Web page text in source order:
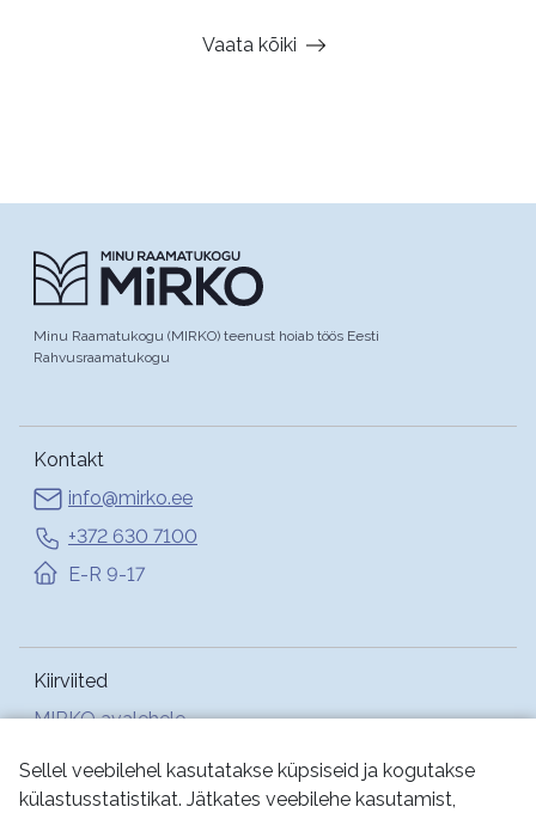
Sellel veebilehel kasutatakse küpsiseid ja kogutakse
külastusstatistikat. Jätkates veebilehe kasutamist,
Vaata kõiki
Minu Raamatukogu (MIRKO) teenust hoiab töös Eesti
Rahvusraamatukogu
Kontakt
info@mirko.ee
+372 630 7100
E-R 9-17
Kiirviited
MIRKO avalehele
Abi